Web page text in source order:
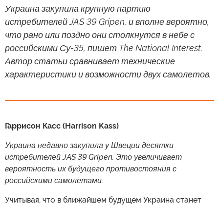
Украина закупила крупную партию
истребителей JAS 39 Gripen, и вполне вероятно,
что рано или поздно они столкнутся в небе с
российскими Су-35, пишет The National Interest.
Автор статьи сравнивает технические
характеристики и возможности двух самолетов.
Гаррисон Касс (Harrison Kass)
Украина недавно закупила у Швеции десятки
истребителей JAS 39 Gripen. Это увеличивает
вероятность их будущего противостояния с
российскими самолетами.
Учитывая, что в ближайшем будущем Украина станет